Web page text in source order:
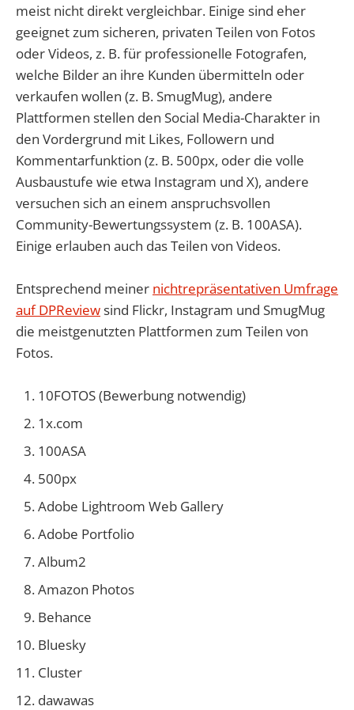
meist nicht direkt vergleichbar. Einige sind eher
geeignet zum sicheren, privaten Teilen von Fotos
oder Videos, z. B. für professionelle Fotografen,
welche Bilder an ihre Kunden übermitteln oder
verkaufen wollen (z. B. SmugMug), andere
Plattformen stellen den Social Media-Charakter in
den Vordergrund mit Likes, Followern und
Kommentarfunktion (z. B. 500px, oder die volle
Ausbaustufe wie etwa Instagram und X), andere
versuchen sich an einem anspruchsvollen
Community-Bewertungssystem (z. B. 100ASA).
Einige erlauben auch das Teilen von Videos.
Entsprechend meiner nichtrepräsentativen Umfrage
auf DPReviewsind Flickr, Instagram und SmugMug
die meistgenutzten Plattformen zum Teilen von
Fotos.
10FOTOS (Bewerbung notwendig)
1x.com
100ASA
500px
Adobe Lightroom Web Gallery
Adobe Portfolio
Album2
Amazon Photos
Behance
Bluesky
Cluster
dawawas